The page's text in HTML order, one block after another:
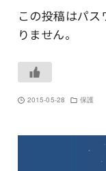
この投稿はパ
りません。
2015-05-28 保護